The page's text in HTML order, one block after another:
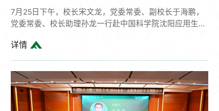
7月25日下午，校长宋文龙，党委常委、副校长于海鹏，
党委常委、校长助理孙龙一行赴中国科学院沈阳应用生态
长、中国工程院院士朱教君，党委书记、副所长武海涛，
副所长王绪高、孙涛出席会议。双方召开全面战略合作座
谈会。武海涛主持会议。朱教君表示，沈阳生态所与东北
林业大学渊源深厚、合作基础稳固扎实，本次战略合作协
议的签订，将推动双方合作迈向更广范围、更深层次、更
高实效的全新阶段。他希望双方聚焦国家重大战略，深化
详情